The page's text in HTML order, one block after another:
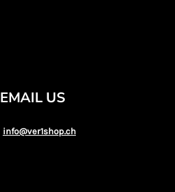
EMAIL US
info@ver1shop.ch